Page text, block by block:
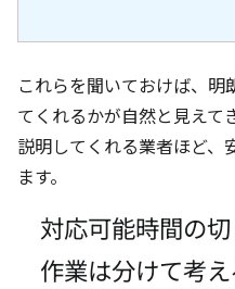
これらを聞いておけば、
てくれるかが自然と見えて
説明してくれる業者ほど、
ます。
対応可能時間の
作業は分けて考え